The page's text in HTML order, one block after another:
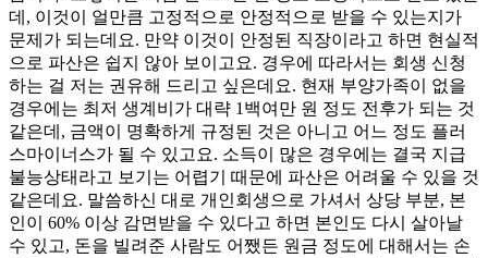
데, 이것이 얼만큼 고정적으로 안정적으로 받을 수 있는지가
문제가 되는데요. 만약 이것이 안정된 직장이라고 하면 현실적
으로 파산은 쉽지 않아 보이고요. 경우에 따라서는 회생 신청
하는 걸 저는 권유해 드리고 싶은데요. 현재 부양가족이 없을
경우에는 최저 생계비가 대략 1백여만 원 정도 전후가 되는 것
같은데, 금액이 명확하게 규정된 것은 아니고 어느 정도 플러
스마이너스가 될 수 있고요. 소득이 많은 경우에는 결국 지급
불능상태라고 보기는 어렵기 때문에 파산은 어려울 수 있을 것
같은데요. 말씀하신 대로 개인회생으로 가셔서 상당 부분, 본
인이 60% 이상 감면받을 수 있다고 하면 본인도 다시 살아날
수 있고, 돈을 빌려준 사람도 어쨌든 원금 정도에 대해서는 손